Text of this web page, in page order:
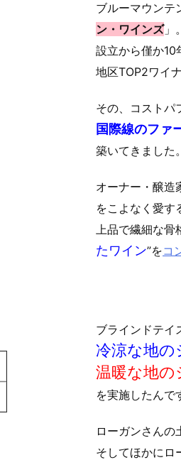
ブルーマウンテ
ン・ワインズ」。
設立から僅か
地区TOP2ワイ
その、コストパ
国際線のファ
築いてきました。
オーナー・醸造
をこよなく愛す
上品で繊細な
たワイン”をコ
ブラインドテイ
冷涼な地の
温暖な地の
を実施したんで
ローガンさんの
そしてほかにロ